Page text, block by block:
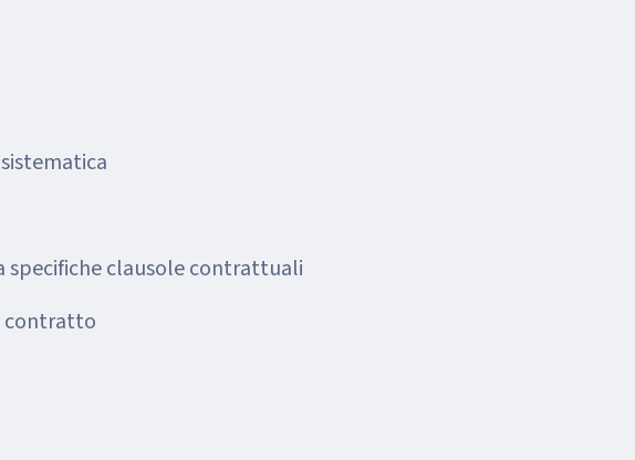
specifiche clausole contrattuali
contratto